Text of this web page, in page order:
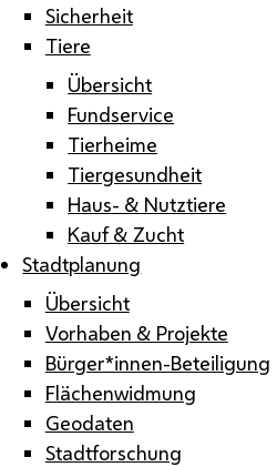
Sicherheit
Tiere
Übersicht
Fundservice
Tierheime
Tiergesundheit
Haus- & Nutztiere
Kauf & Zucht
Stadtplanung
Übersicht
Vorhaben & Projekte
Bürger*innen-Beteiligung
Flächenwidmung
Geodaten
Stadtforschung